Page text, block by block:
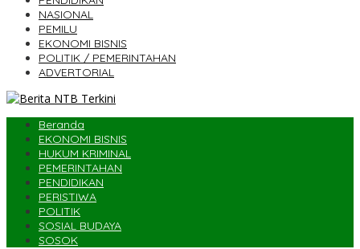
NASIONAL
PEMILU
EKONOMI BISNIS
POLITIK / PEMERINTAHAN
ADVERTORIAL
Beranda
EKONOMI BISNIS
HUKUM KRIMINAL
PEMERINTAHAN
PENDIDIKAN
PERISTIWA
POLITIK
SOSIAL BUDAYA
SOSOK